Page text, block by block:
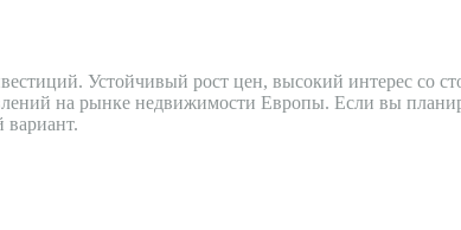
Устойчивый рост цен, высокий интерес со
на рынке недвижимости Европы. Если вы
вариант.